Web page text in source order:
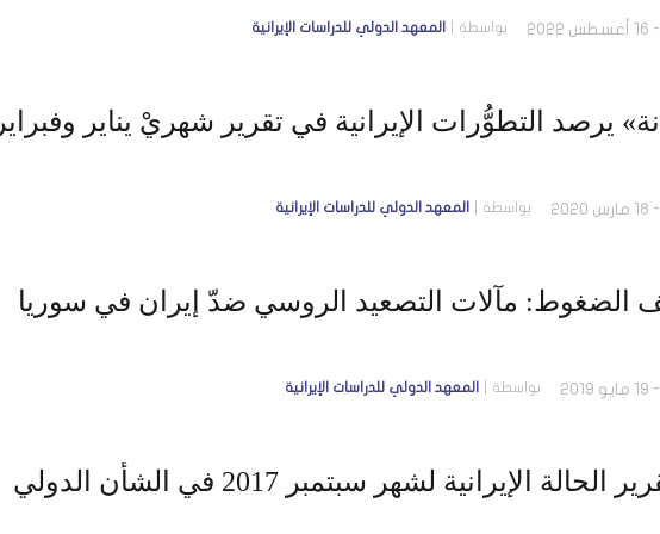
بواسطة المعهد الدولي للدراسات الإيرانية
يرصد التطوُّرات الإيرانية في تقرير شهريْ يناير وفبراير 2020م
بواسطة المعهد الدولي للدراسات الإيرانية
الضغوط: مآلات التصعيد الروسي ضدّ إيران في سوريا
بواسطة المعهد الدولي للدراسات الإيرانية
الإيرانية لشهر سبتمبر 2017 في الشأن الدولي